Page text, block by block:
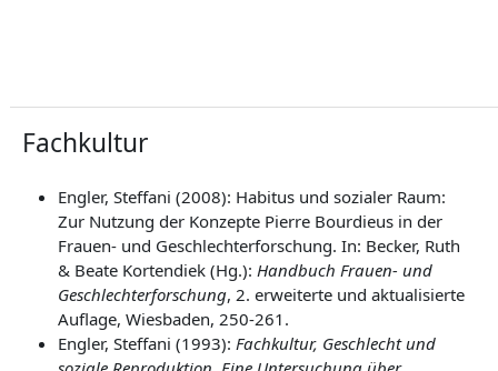
Fachkultur
Engler, Steffani (2008): Habitus und sozialer Raum:
Zur Nutzung der Konzepte Pierre Bourdieus in der
Frauen- und Geschlechterforschung. In: Becker, Ruth
& Beate Kortendiek (Hg.): Handbuch Frauen- und
Geschlechterforschung, 2. erweiterte und aktualisierte
Auflage, Wiesbaden, 250-261.
Engler, Steffani (1993): Fachkultur, Geschlecht und